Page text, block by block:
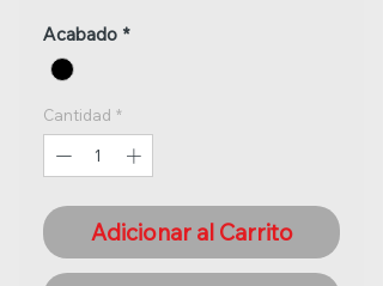
Acabado *
Cantidad *
Adicionar al Carrito